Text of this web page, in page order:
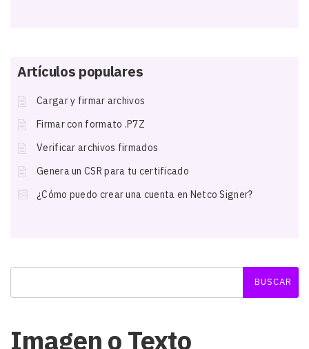
Artículos populares
Cargar y firmar archivos
Firmar con formato .P7Z
Verificar archivos firmados
Genera un CSR para tu certificado
¿Cómo puedo crear una cuenta en Netco Signer?
Imagen o Texto